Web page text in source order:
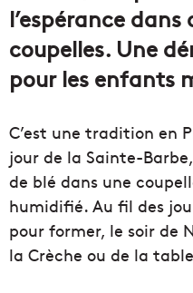
l’espérance
coupelles. Une
pour les enfants
C’est une tradition en
jour de la Sainte-
de blé dans une
humidifié. Au fil des
pour former, le soir de
la Crèche ou de la